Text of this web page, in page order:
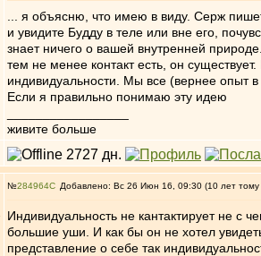
... я объясню, что имею в виду. Серж
и увидите Будду в теле или вне его,
знает ничего о вашей внутренней
тем не менее контакт есть, он
индивидуальности. Мы все (вернее опыт
Если я правильно понимаю эту идею
живите больше
№284964 Добавлено: Вс 26 Июн 16, 09:30 (10 лет тому
Индивидуальность не кантактирует не с
большие уши. И как бы он не хотел
представление о себе так